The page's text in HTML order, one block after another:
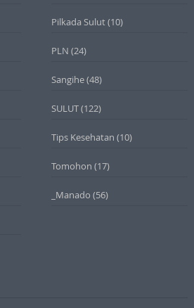
Pilkada Sulut(10)
PLN (24)
Sangihe(48)
SULUT(122)
Tips Kesehatan (10)
Tomohon (17)
_Manado (56)